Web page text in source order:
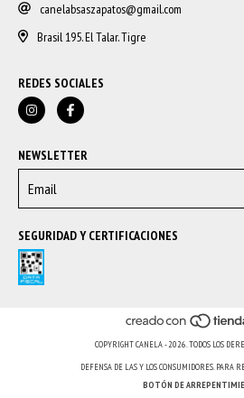
canelabsaszapatos@gmail.com
Brasil 195. El Talar. Tigre
REDES SOCIALES
NEWSLETTER
SEGURIDAD Y CERTIFICACIONES
COPYRIGHT CANELA - 2026. TODOS LOS
DEFENSA DE LAS Y LOS CONSUMIDORES. PARA
BOTÓN DE